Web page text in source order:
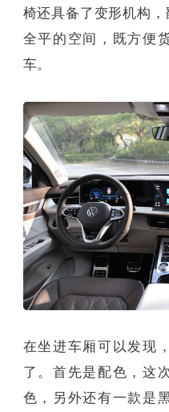
椅还具备了变形机构
全平的空间，既方便
车。
在坐进车厢可以发现
了。首先是配色，这
色，另外还有一款是